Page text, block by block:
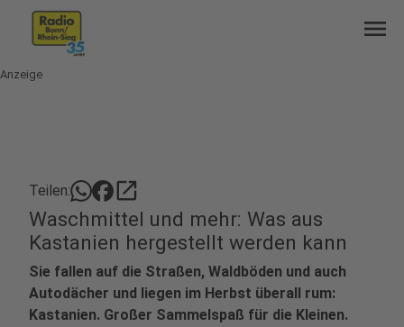
menu
Anzeige
Teilen: open_in_new
Waschmittel und mehr: Was aus
Kastanien hergestellt werden kann
Sie fallen auf die Straßen, Waldböden und auch
Autodächer und liegen im Herbst überall rum:
Kastanien. Großer Sammelspaß für die Kleinen.